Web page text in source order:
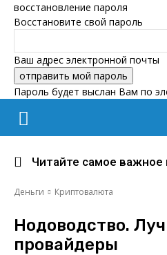
восстановление пароля
Восстановите свой пароль
Ваш адрес электронной почты
Пароль будет выслан Вам по
Читайте самое важное
Деньги Криптовалюта
Нодоводство.
провайдеры